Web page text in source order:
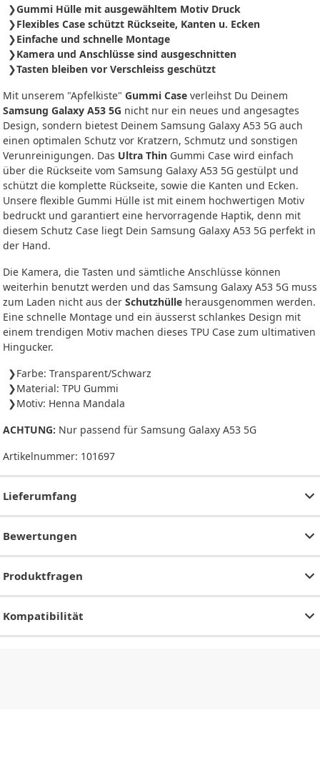
Gummi Hülle mit ausgewähltem Motiv Druck
Flexibles Case schützt Rückseite, Kanten u. Ecken
Einfache und schnelle Montage
Kamera und Anschlüsse sind ausgeschnitten
Tasten bleiben vor Verschleiss geschützt
Mit unserem "Apfelkiste" Gummi Case verleihst Du Deinem
Samsung Galaxy A53 5G nicht nur ein neues und angesagtes
Design, sondern bietest Deinem Samsung Galaxy A53 5G auch
einen optimalen Schutz vor Kratzern, Schmutz und sonstigen
Verunreinigungen. Das Ultra Thin Gummi Case wird einfach
über die Rückseite vom Samsung Galaxy A53 5G gestülpt und
schützt die komplette Rückseite, sowie die Kanten und Ecken.
Unsere flexible Gummi Hülle ist mit einem hochwertigen Motiv
bedruckt und garantiert eine hervorragende Haptik, denn mit
diesem Schutz Case liegt Dein Samsung Galaxy A53 5G perfekt in
der Hand.
Die Kamera, die Tasten und sämtliche Anschlüsse können
weiterhin benutzt werden und das Samsung Galaxy A53 5G muss
zum Laden nicht aus der Schutzhülle herausgenommen werden.
Eine schnelle Montage und ein äusserst schlankes Design mit
einem trendigen Motiv machen dieses TPU Case zum ultimativen
Hingucker.
Farbe: Transparent/Schwarz
Material: TPU Gummi
Motiv: Henna Mandala
ACHTUNG: Nur passend für Samsung Galaxy A53 5G
Artikelnummer: 101697
Lieferumfang
Bewertungen
Produktfragen
Kompatibilität